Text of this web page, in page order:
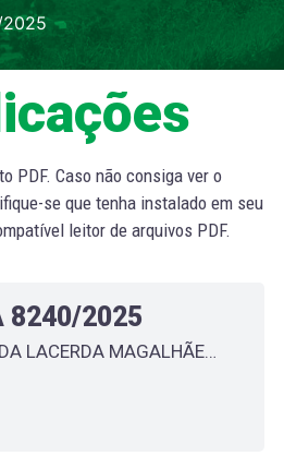
2025
PDF. Caso não consiga ver o
se que tenha instalado em seu
leitor de arquivos PDF.
8240/2025
MICHELE APARECIDA LACERDA MAGALHÃES MOTA - EXONERA SERVIDOR QUE ESPECIFICA